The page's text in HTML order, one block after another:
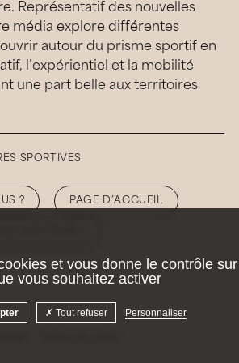
Représentatif des nouvelles
média explore différentes
autour du prisme sportif en
l’expérientiel et la mobilité
une part belle aux territoires
SPORTIVES
? PAGE D’ACCUEIL
et vous donne le contrôle sur
vous souhaitez activer
Tout refuser Personnaliser